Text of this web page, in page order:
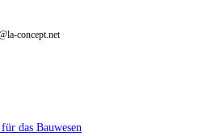
concept.net